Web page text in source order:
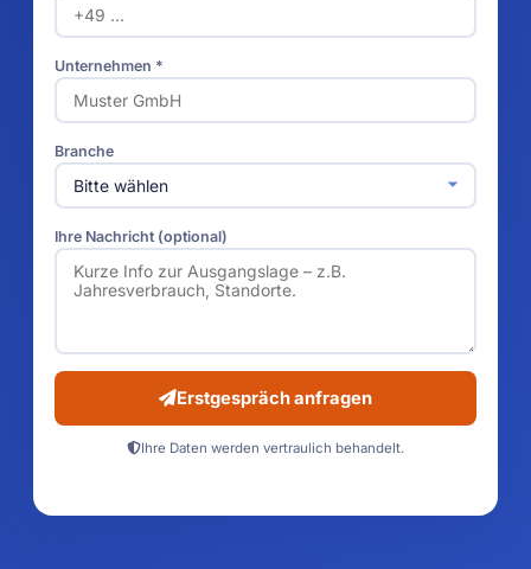
Unternehmen *
Branche
Ihre Nachricht (optional)
Erstgespräch anfragen
Ihre Daten werden vertraulich behandelt.